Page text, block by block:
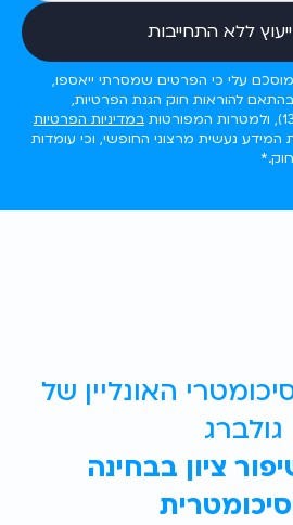
עלי כי הפרטים שמסרתי ייאספו,
בהתאם להוראות חוק הגנת הפרטיות,
במדיניות הפרטיות
המידע נעשית מרצוני החופשי, וכי עומדות
האונליין של
גולברג
ציון בבחינה